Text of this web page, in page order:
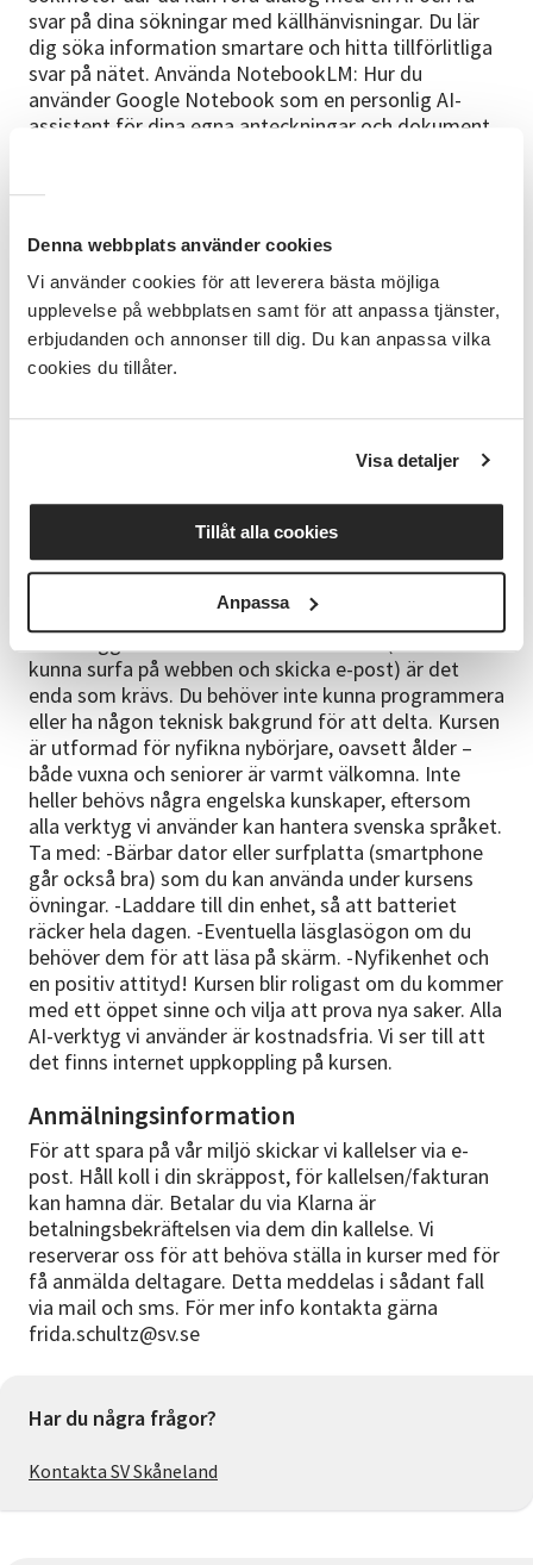
Denna webbplats använder cookies
Vi använder cookies för att leverera bästa möjliga
upplevelse på webbplatsen samt för att anpassa tjänster,
erbjudanden och annonser till dig. Du kan anpassa vilka
cookies du tillåter.
Visa detaljer
Tillåt alla cookies
Anpassa
svar på dina sökningar med källhänvisningar. Du lär
dig söka information smartare och hitta tillförlitliga
svar på nätet. Använda NotebookLM: Hur du
använder Google Notebook som en personlig AI-
assistent för dina egna anteckningar och dokument.
NotebookLM kan bara ge svar baserat på det du själv
att skriva bra frågor (prompts) och förstå AI-
verktygens begränsningar – t.ex. att AI inte alltid har
rätt och att du bör granska viktiga svar. Vi diskuterar
också etik och säkerhet för att använda AI
ansvarsfullt.
Cirkelledare
Vincent Vitlock - erfaren pedagog med många års
erfarenhet av att undervisa vuxna i digitalteknologi
och AI. Specialiserad på att göra komplexa ämnen
tillgängliga och praktiska.
Bra att veta
Inga särskilda förkunskaper inom AI behövs.
Grundläggande dator- och internetvana (t.ex. att
kunna surfa på webben och skicka e-post) är det
enda som krävs. Du behöver inte kunna programmera
eller ha någon teknisk bakgrund för att delta. Kursen
är utformad för nyfikna nybörjare, oavsett ålder –
både vuxna och seniorer är varmt välkomna. Inte
heller behövs några engelska kunskaper, eftersom
alla verktyg vi använder kan hantera svenska språket.
Ta med: -Bärbar dator eller surfplatta (smartphone
går också bra) som du kan använda under kursens
övningar. -Laddare till din enhet, så att batteriet
räcker hela dagen. -Eventuella läsglasögon om du
behöver dem för att läsa på skärm. -Nyfikenhet och
en positiv attityd! Kursen blir roligast om du kommer
med ett öppet sinne och vilja att prova nya saker. Alla
AI-verktyg vi använder är kostnadsfria. Vi ser till att
det finns internet uppkoppling på kursen.
Anmälningsinformation
För att spara på vår miljö skickar vi kallelser via e-
post. Håll koll i din skräppost, för kallelsen/fakturan
kan hamna där. Betalar du via Klarna är
betalningsbekräftelsen via dem din kallelse. Vi
reserverar oss för att behöva ställa in kurser med för
få anmälda deltagare. Detta meddelas i sådant fall
via mail och sms. För mer info kontakta gärna
frida.schultz@sv.se
Har du några frågor?
Kontakta SV Skåneland